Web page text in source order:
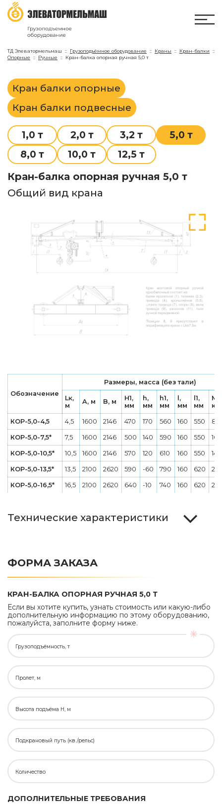
ТД Элеватормельмаш Грузоподъёмное оборудование Краны
Кран-балки
Опорные
Ручные Кран-балка опорная ручная 5,0 т
Кран балки опорные
Кран балки подвесные
1,0 т 2,0 т 3,2 т
5,0 т
8,0 т
10,0 т 12,5 т
Кран-балка опорная ручная 5,0 т
Общий вид крана
Обозначение
Размеры, масса (без тали)
Lк,
м
A, м B, м
H1,
мм
h,
мм
h1,
мм
l,
мм
l1,
мм
кг
КОР-5,0-4,5 4,5 1600 2146 470 170 560 160 550
КОР-5,0-7,5* 7,5 1600 2146 500 140 590 160 550
КОР-5,0-10,5* 10,5 1600 2146 570 120 610 160 550
КОР-5,0-13,5* 13,5 2100 2620 590 -60 790 160 620
КОР-5,0-16,5* 16,5 2100 2620 640 -10 740 160 620
Технические характеристики
ФОРМА ЗАКАЗА
КРАН-БАЛКА ОПОРНАЯ РУЧНАЯ 5,0 Т
Если вы хотите купить, узнать стоимость или какую-либо
дополнительную информацию по этому оборудованию,
пожалуйста, заполните форму ниже.
Грузоподъёмность, т
Пролет, м
Высота подъёма H, м
Подкрановый путь (кв./рельс)
Количество
ДОПОЛНИТЕЛЬНЫЕ ТРЕБОВАНИЯ